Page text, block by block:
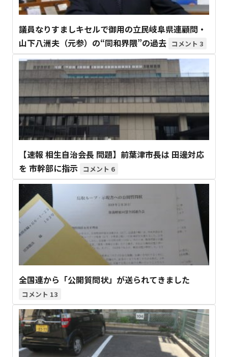
議員なりすましキセルで御用の立民岐阜県連顧問・
山下八洲夫（元参）の“同和界隈”の過去
3
【速報 相生自治会長 問題】前葉津市長は 田邊対応
を 市幹部に指示
6
全国連から「公開質問状」が送られてきました
13